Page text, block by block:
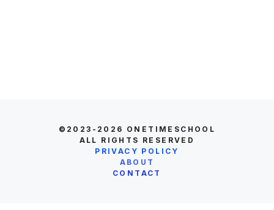
©2023-2026 ONETIMESCHOOL
ALL RIGHTS RESERVED
PRIVACY POLICY
ABOUT
CONTACT